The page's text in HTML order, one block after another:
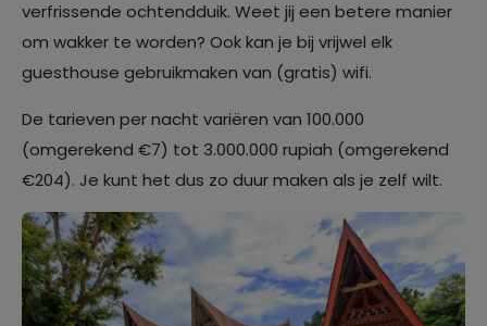
verfrissende ochtendduik. Weet jij een betere manier
om wakker te worden? Ook kan je bij vrijwel elk
guesthouse gebruikmaken van (gratis) wifi.
De tarieven per nacht variëren van 100.000
(omgerekend €7) tot 3.000.000 rupiah (omgerekend
€204). Je kunt het dus zo duur maken als je zelf wilt.